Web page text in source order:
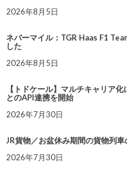
2026年8月5日
ネバーマイル：TGR Haas F1
した
2026年8月5日
【トドケール】マルチキャリア
とのAPI連携を開始
2026年7月30日
JR貨物／お盆休み期間の貨物列
2026年7月30日